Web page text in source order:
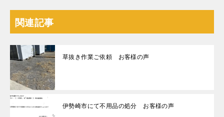
関連記事
草抜き作業ご依頼 お客様の声
伊勢崎市にて不用品の処分 お客様の声